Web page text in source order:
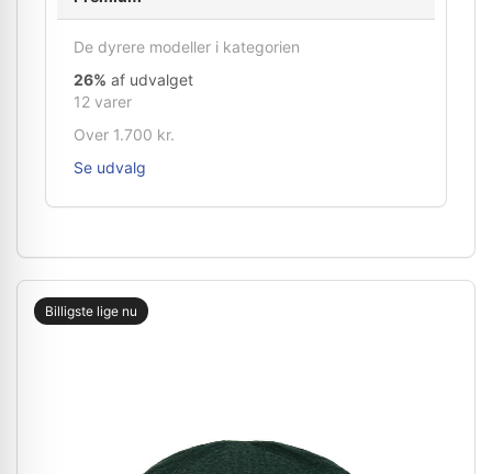
De dyrere modeller i kategorien
26% af udvalget
12 varer
Over 1.700 kr.
Se udvalg
Billigste lige nu